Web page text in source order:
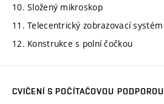
10. Složený mikroskop
11. Telecentrický zobrazovací systém
12. Konstrukce s polní čočkou
CVIČENÍ S POČÍTAČOVOU PODPOROU